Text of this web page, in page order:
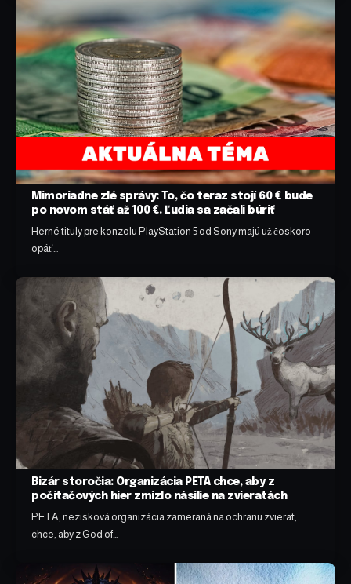
Mimoriadne zlé správy: To, čo teraz stojí 60 € bude
po novom stáť až 100 €. Ľudia sa začali búriť
Herné tituly pre konzolu PlayStation 5 od Sony majú už čoskoro
opäť…
Bizár storočia: Organizácia PETA chce, aby z
počítačových hier zmizlo násilie na zvieratách
PETA, nezisková organizácia zameraná na ochranu zvierat,
chce, aby z God of…